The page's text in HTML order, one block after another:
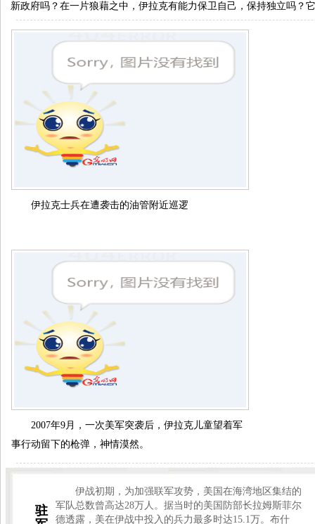
新政府吗？在一片狼藉之中，伊拉克有能力保卫自己，保持独立吗？
伊拉克士兵在遭袭击的油管附近巡逻
2007年9月，一次美军突袭后，伊拉克儿童望着军
事行动留下的枪弹，神情漠然。
驻
伊战初期，为加强联军攻势，美国在海湾地区集结的
军队总数曾高达28万人。据当时的美国防部长拉姆斯菲尔
德透露，美在伊战中投入的兵力最多时达15.1万。布什